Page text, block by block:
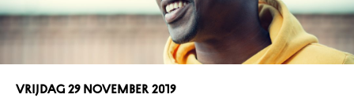
vrijdag 29 november 2019